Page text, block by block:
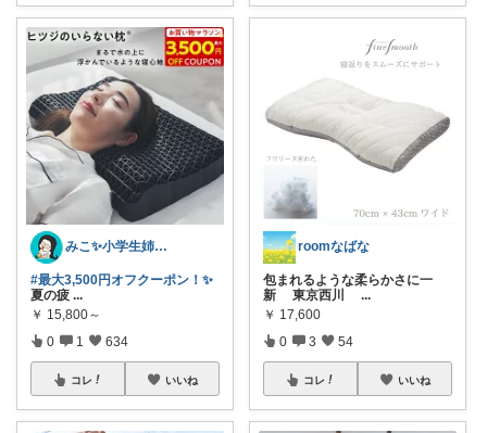
みこ✨小学生姉妹の母ちゃん
#最大3,500円オフクーポン！✨
夏の疲 ...
￥ 15,800～
0 1 634
コレ いいね
roomなばな
包まれるような柔らかさに一
新 東京西川
...
￥ 17,600
0 3 54
コレ いいね